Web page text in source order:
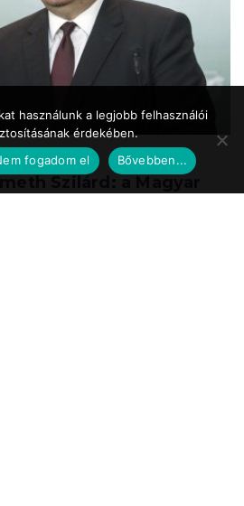
17:39
használunk a legjobb felhasználói
érdekében.
fogadom el Bővebben...